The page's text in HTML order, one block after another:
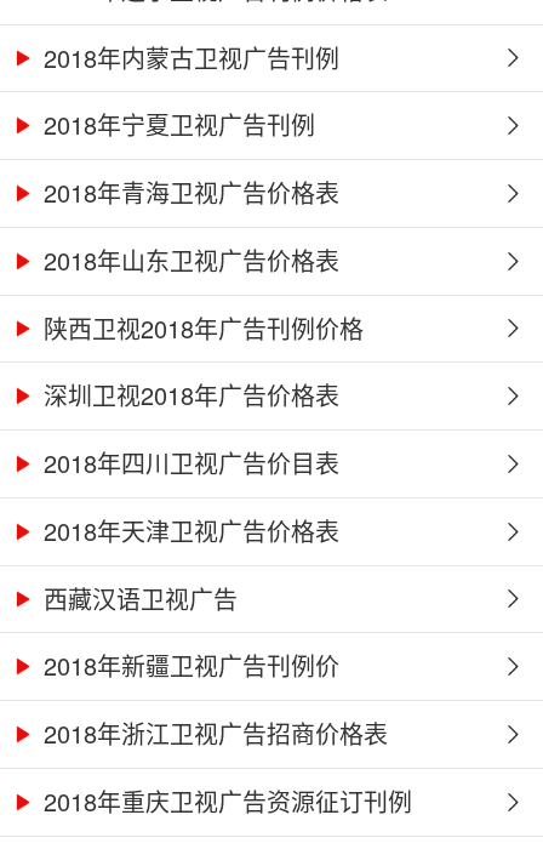
2018年内蒙古卫视广告刊例
2018年宁夏卫视广告刊例
2018年青海卫视广告价格表
2018年山东卫视广告价格表
陕西卫视2018年广告刊例价格
深圳卫视2018年广告价格表
2018年四川卫视广告价目表
2018年天津卫视广告价格表
西藏汉语卫视广告
2018年新疆卫视广告刊例价
2018年浙江卫视广告招商价格表
2018年重庆卫视广告资源征订刊例